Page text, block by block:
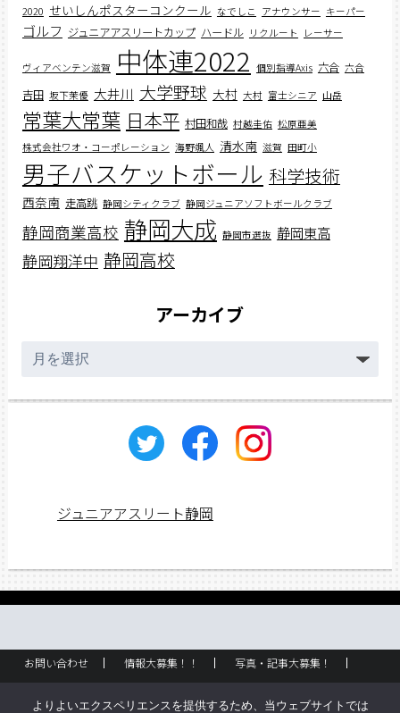
2020 せいしんポスターコンクール なでしこ アナウンサー キーパー
ゴルフ ジュニアアスリートカップ ハードル リクルート レーサー
ヴィアベンテン滋賀 中体連2022 個別指導Axis 六合 六合
吉田 坂下茉優 大井川 大学野球 大村 大村 富士シニア 山岳
常葉大常葉 日本平 村田和哉 村越圭佑 松原亜美
株式会社ワオ・コーポレーション 海野颯人 清水南 滋賀 田町小
男子バスケットボール 科学技術
西奈南 走高跳 静岡シティクラブ 静岡ジュニアソフトボールクラブ
静岡商業高校 静岡大成 静岡市選抜 静岡東高
静岡翔洋中 静岡高校
アーカイブ
ー
ジュニアアスリート静岡
お問い合わせ 情報大募集！！
写真・記事大募集！
よりよいエクスペリエンスを提供するため、当ウェブサイトでは